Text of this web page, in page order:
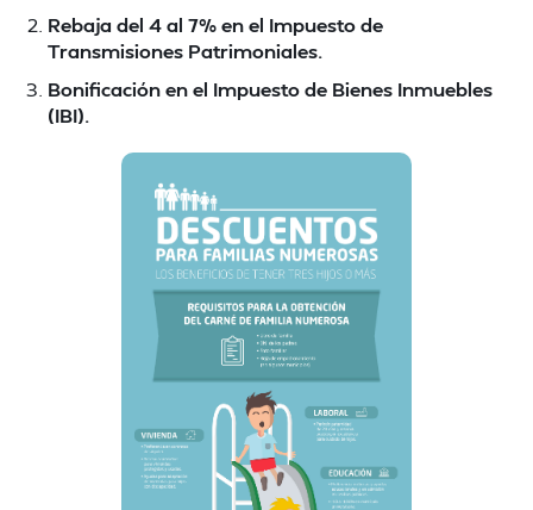
Rebaja del 4 al 7% en el Impuesto de
Transmisiones Patrimoniales.
Bonificación en el Impuesto de Bienes Inmuebles
(IBI).